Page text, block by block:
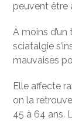
peuvent être
À moins
sciatalgie
mauvaises
Elle affecte
on la
45 à 64 ans.